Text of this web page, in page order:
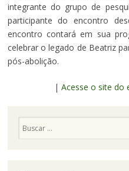
integrante do grupo de
participante do encontro
encontro contará em sua
celebrar o legado de Beatriz
pós-abolição.
| Acesse o site do